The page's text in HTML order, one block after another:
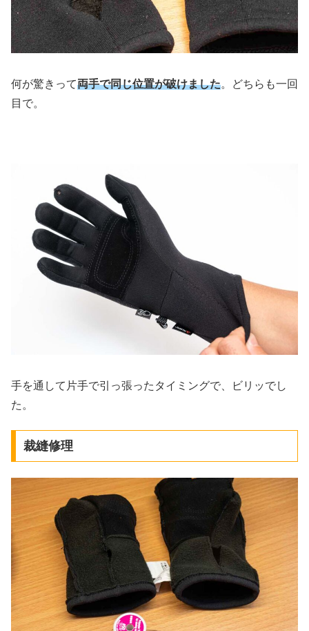
何が驚きって両手で同じ位置が破けました。どちらも一回
目で。
手を通して片手で引っ張ったタイミングで、ビリッでし
た。
裁縫修理